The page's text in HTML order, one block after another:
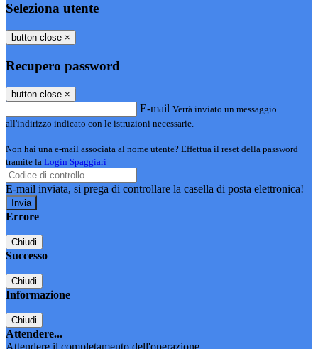
Seleziona utente
button close ×
Recupero password
button close ×
E-mail Verrà inviato un messaggio
all'indirizzo indicato con le istruzioni necessarie.
Non hai una e-mail associata al nome utente? Effettua il reset della password
tramite la Login Spaggiari
E-mail inviata, si prega di controllare la casella di posta elettronica!
Errore
Chiudi
Successo
Chiudi
Informazione
Chiudi
Attendere...